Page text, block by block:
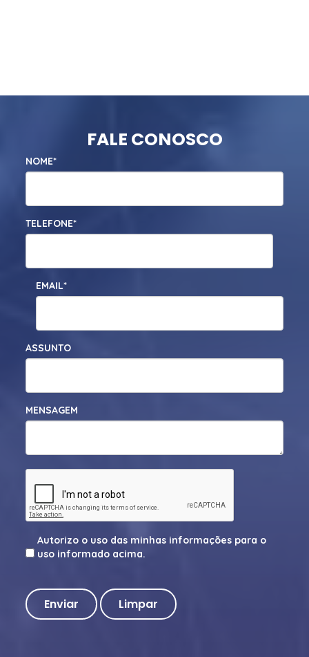
FALE CONOSCO
NOME*
TELEFONE*
EMAIL*
ASSUNTO
MENSAGEM
Autorizo o uso das minhas informações para o
uso informado acima.